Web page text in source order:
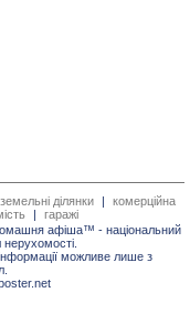
земельні ділянки |
комерційна
|
гаражі
афіша™ - національний
нерухомості.
можливе лише з